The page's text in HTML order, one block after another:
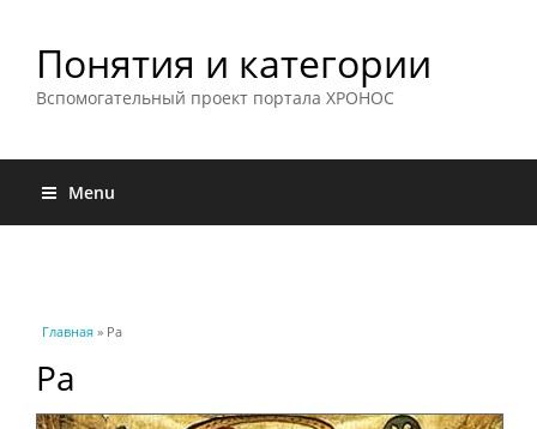
Понятия и категории
Вспомогательный проект портала ХРОНОС
Menu
Вы здесь
Главная » Ра
Ра